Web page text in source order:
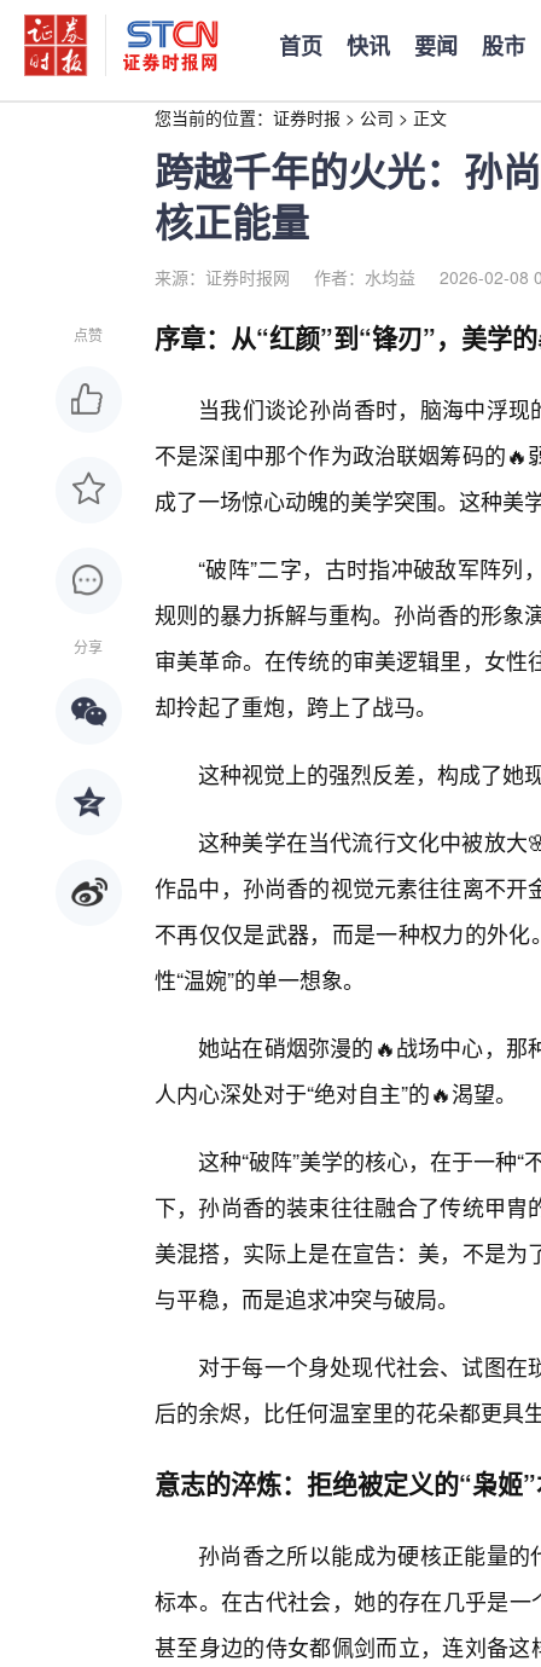
首页 快讯 要闻 股市
您当前的位置： 证券时报 > 公司 > 正文
跨越千年的火光：孙
核正能量
来源：证券时报网 作者：水均益 2026-02-08
点赞
分享
序章：从“红颜”到“锋刃”，美学
当我们谈论孙尚香时，脑海中浮
不是深闺中那个作为政治联姻筹码的
成了一场惊心动魄的美学突围。这种美
“破阵”二字，古时指冲破敌军阵
规则的暴力拆解与重构。孙尚香的形象
审美革命。在传统的审美逻辑里，女
却拎起了重炮，跨上了战马。
这种视觉上的强烈反差，构成了她
这种美学在当代流行文化中被放大
作品中，孙尚香的视觉元素往往离不
不再仅仅是武器，而是一种权力的外
性“温婉”的单一想象。
她站在硝烟弥漫的🔥战场中心，那
人内心深处对于“绝对自主”的🔥渴望。
这种“破阵”美学的核心，在于一种
下，孙尚香的装束往往融合了传统甲
美混搭，实际上是在宣告：美，不是
与平稳，而是追求冲突与破局。
对于每一个身处现代社会、试图
后的余烬，比任何温室里的花朵都更具
意志的淬炼：拒绝被定义的“枭姬
孙尚香之所以能成为硬核正能量的
标本。在古代社会，她的存在几乎是
甚至身边的侍女都佩剑而立，连刘备